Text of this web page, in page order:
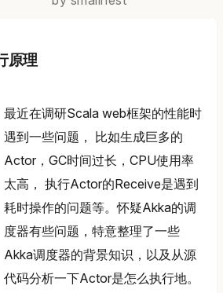
原理
最近在调研Scala web框架的性能时
遇到一些问题， 比如生成巨多的
Actor，GC时间过长，CPU使用率
太高， 执行Actor的Receive是遇到
耗时操作的问题等。怀疑Akka的调
度器有些问题，特意整理了一些
Akka调度器的背景知识，以及从源
代码分析一下Actor是怎么执行地。